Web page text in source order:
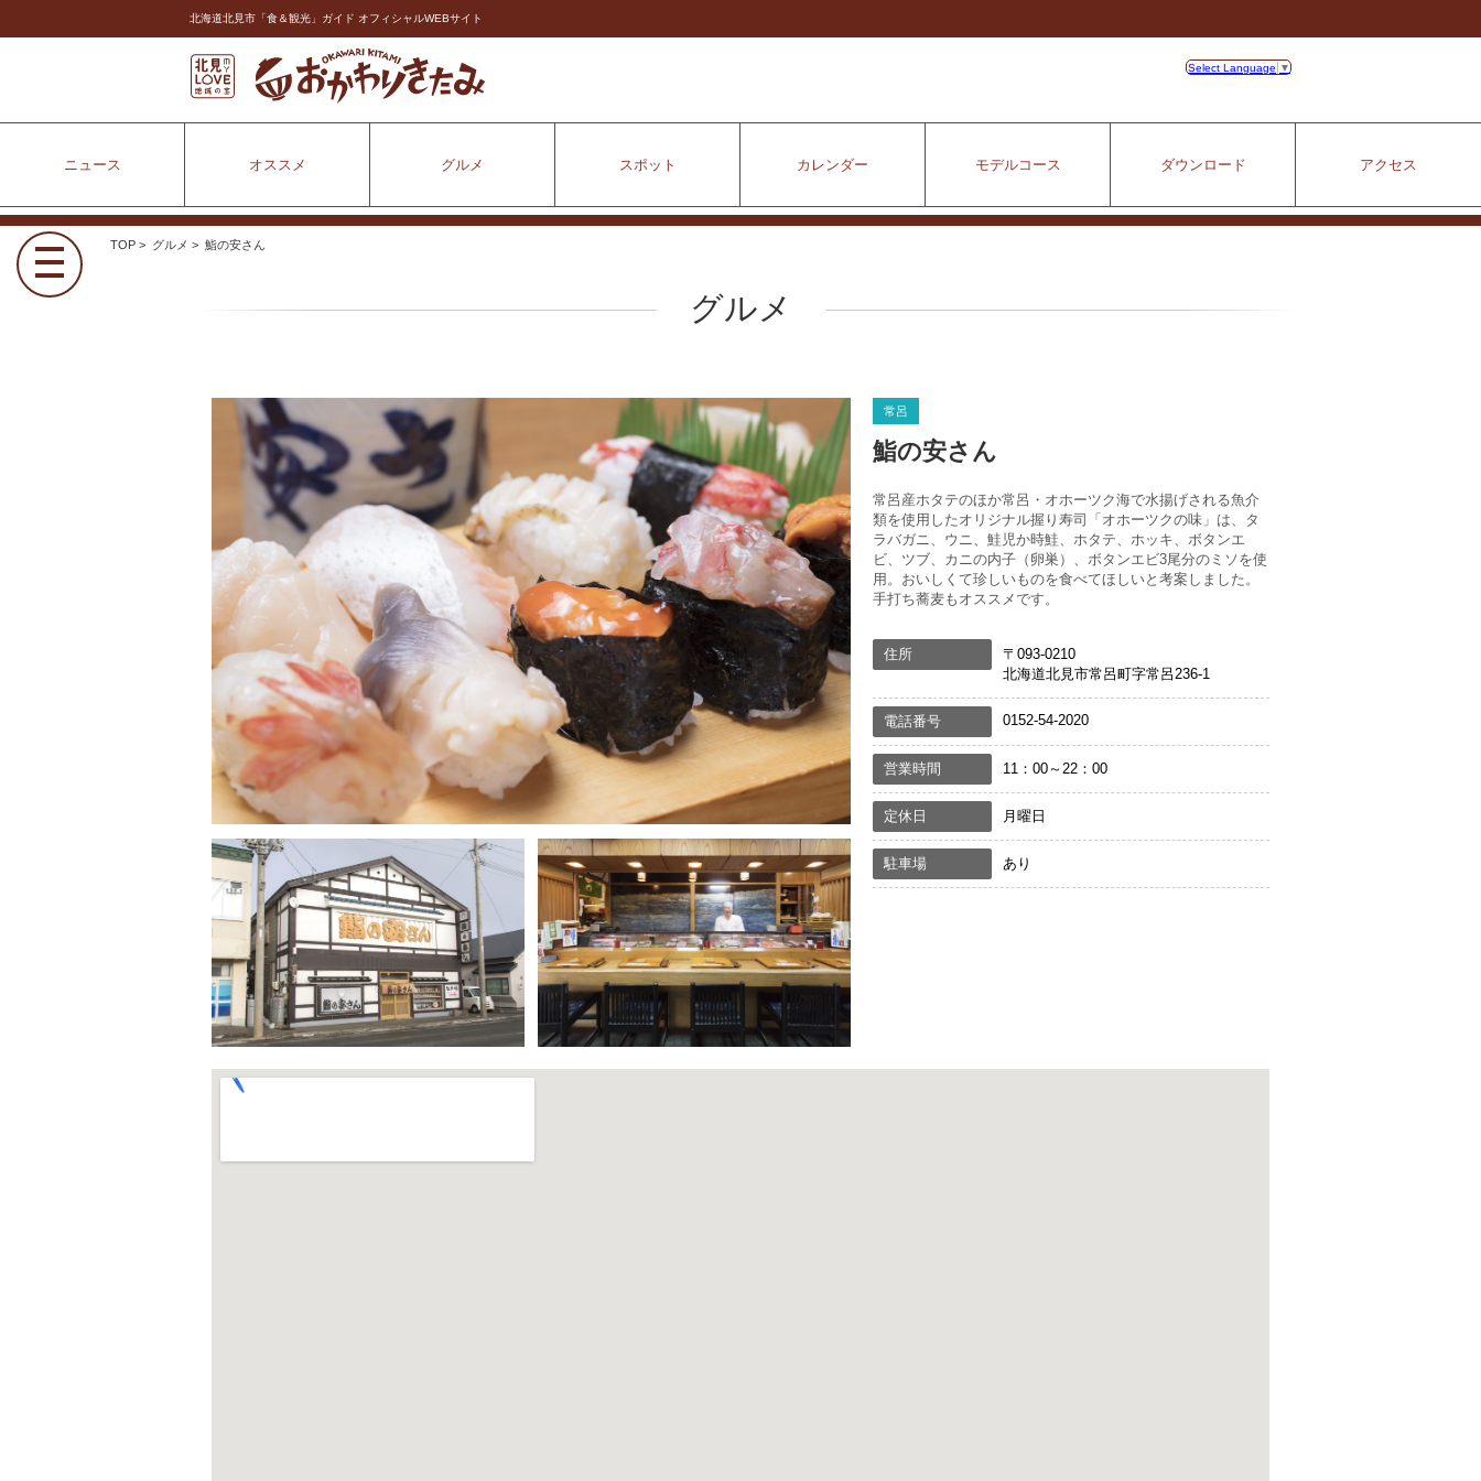
北海道北見市「食＆観光」ガイド オフィシャルWEBサイト
Select Language ▼
ニュース オススメ グルメ スポット カレンダー モデルコース ダウンロード アクセス
TOP > グルメ > 鮨の安さん
グルメ
常呂
鮨の安さん
常呂産ホタテのほか常呂・オホーツク海で水揚げされる魚介
類を使用したオリジナル握り寿司「オホーツクの味」は、タ
ラバガニ、ウニ、鮭児か時鮭、ホタテ、ホッキ、ボタンエ
ビ、ツブ、カニの内子（卵巣）、ボタンエビ3尾分のミソを使
用。おいしくて珍しいものを食べてほしいと考案しました。
手打ち蕎麦もオススメです。
住所
〒093-0210
北海道北見市常呂町字常呂236-1
電話番号 0152-54-2020
営業時間 11：00～22：00
定休日 月曜日
駐車場 あり